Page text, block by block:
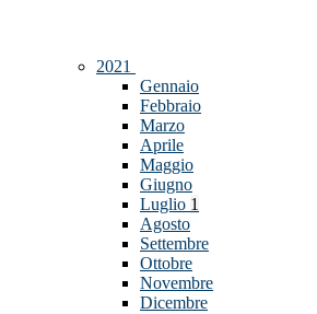
2021
Gennaio
Febbraio
Marzo
Aprile
Maggio
Giugno
Luglio 1
Agosto
Settembre
Ottobre
Novembre
Dicembre